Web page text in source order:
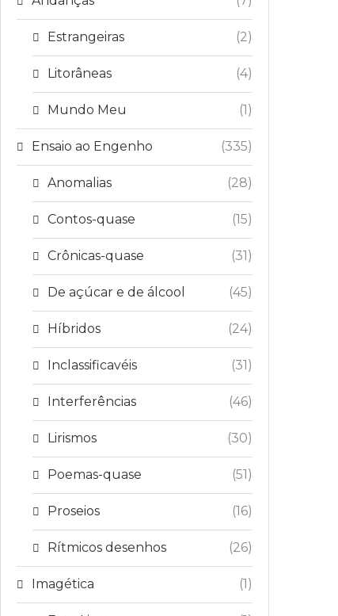
Estrangeiras (2)
Litorâneas (4)
Mundo Meu (1)
Ensaio ao Engenho (335)
Anomalias (28)
Contos-quase (15)
Crônicas-quase (31)
De açúcar e de álcool (45)
Híbridos (24)
Inclassificavéis (31)
Interferências (46)
Lirismos (30)
Poemas-quase (51)
Proseios (16)
Rítmicos desenhos (26)
Imagética (1)